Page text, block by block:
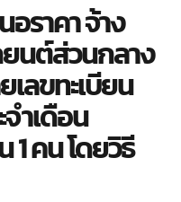
อราคา จ้าง
นต์ส่วนกลาง
เลขทะเบียน
ำเดือน
1 คน โดยวิธี